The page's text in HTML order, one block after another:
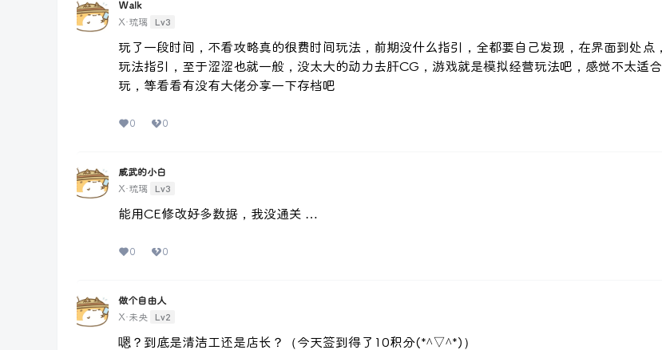
Walk
X·琉璃
Lv3
玩了一段时间，不看攻略真的很费时间玩法，前期没什么指引，全都要自己发现，在界面到处点
玩法指引，至于涩涩也就一般，没太大的动力去肝CG，游戏就是模拟经营玩法吧，感觉不太适
玩，等看看有没有大佬分享一下存档吧
0 0
威武的小白
X·琉璃
Lv3
能用CE修改好多数据，我没通关 …
0 0
做个自由人
X·未央
Lv2
嗯？到底是清洁工还是店长？（今天签到得了10积分(*^▽^*)）